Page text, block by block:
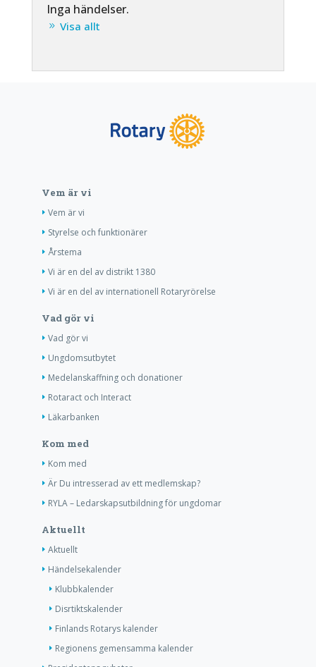
Inga händelser.
Visa allt
Vem är vi
Vem är vi
Styrelse och funktionärer
Årstema
Vi är en del av distrikt 1380
Vi är en del av internationell Rotaryrörelse
Vad gör vi
Vad gör vi
Ungdomsutbytet
Medelanskaffning och donationer
Rotaract och Interact
Läkarbanken
Kom med
Kom med
Är Du intresserad av ett medlemskap?
RYLA – Ledarskapsutbildning för ungdomar
Aktuellt
Aktuellt
Händelsekalender
Klubbkalender
Disrtiktskalender
Finlands Rotarys kalender
Regionens gemensamma kalender